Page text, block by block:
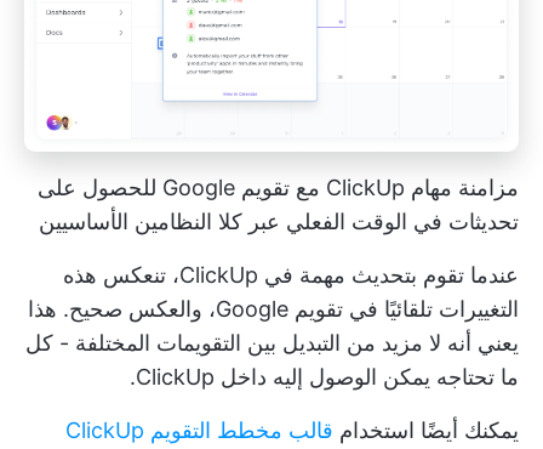
مزامنة مهام ClickUp مع تقويم Google للحصول على
تحديثات في الوقت الفعلي عبر كلا النظامين الأساسيين
عندما تقوم بتحديث مهمة في ClickUp، تنعكس هذه
التغييرات تلقائيًا في تقويم Google، والعكس صحيح. هذا
يعني أنه لا مزيد من التبديل بين التقويمات المختلفة - كل
ما تحتاجه يمكن الوصول إليه داخل ClickUp.
يمكنك أيضًا استخدام قالب مخطط التقويم ClickUp